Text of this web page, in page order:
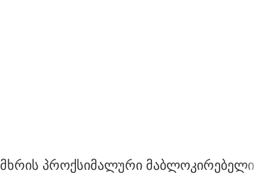
მხრის პროქსიმალური მაბლოკირებელი